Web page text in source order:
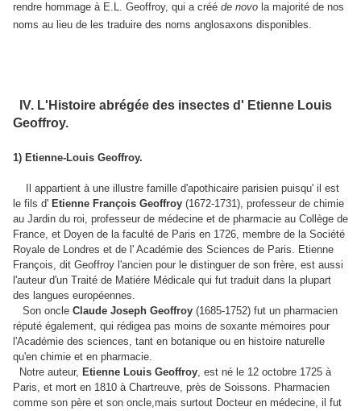
rendre hommage à E.L. Geoffroy, qui a créé de novo la majorité de nos
noms au lieu de les traduire des noms anglosaxons disponibles.
IV. L'Histoire abrégée des insectes d' Etienne Louis
Geoffroy.
1) Etienne-Louis Geoffroy.
Il appartient à une illustre famille d'apothicaire parisien puisqu' il est
le fils d' Etienne François Geoffroy (1672-1731), professeur de chimie
au Jardin du roi, professeur de médecine et de pharmacie au Collège de
France, et Doyen de la faculté de Paris en 1726, membre de la Société
Royale de Londres et de l' Académie des Sciences de Paris. Etienne
François, dit Geoffroy l'ancien pour le distinguer de son frère, est aussi
l'auteur d'un Traité de Matiére Médicale qui fut traduit dans la plupart
des langues européennes.
Son oncle Claude Joseph Geoffroy (1685-1752) fut un pharmacien
réputé également, qui rédigea pas moins de soxante mémoires pour
l'Académie des sciences, tant en botanique ou en histoire naturelle
qu'en chimie et en pharmacie.
Notre auteur, Etienne Louis Geoffroy, est né le 12 octobre 1725 à
Paris, et mort en 1810 à Chartreuve, près de Soissons. Pharmacien
comme son père et son oncle,mais surtout Docteur en médecine, il fut